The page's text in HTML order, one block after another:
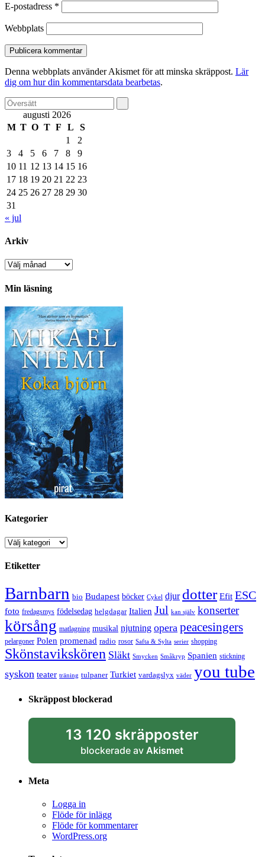
E-postadress *
Webbplats
Denna webbplats använder Akismet för att minska skräppost. Lär
dig om hur din kommentarsdata bearbetas.
augusti 2026
M T O T F L
S
1
2
3
4 5 6 7 8
9
10 11 12 13 14 15 16
17 18 19 20 21 22 23
24 25 26 27 28 29 30
31
« jul
Arkiv
Arkiv
Min läsning
Kategorier
Kategorier
Etiketter
Barnbarn bio Budapest böcker Cykel djur dotter Efit ESC
foto fredagsmys födelsedag helgdagar Italien Jul kan själv konserter
körsång matlagning musikal njutning opera peacesingers
pelargoner Polen promenad radio rosor Safta & Sylta serier shopping
Skönstavikskören Släkt Smycken Småkryp Spanien stickning
syskon teater träning tulpaner Turkiet vardagslyx väder you tube
Skräppost blockerad
13 120 skräpposter
blockerade av Akismet
Meta
Logga in
Flöde för inlägg
Flöde för kommentarer
WordPress.org